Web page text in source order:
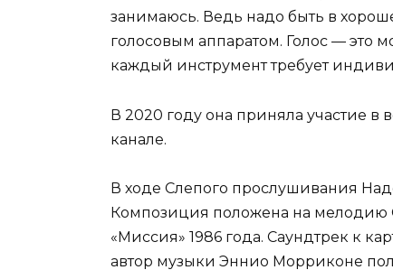
занимаюсь. Ведь надо быть в
голосовым аппаратом. Голос — это
каждый инструмент требует
В 2020 году она приняла участие в
канале.
В ходе Слепого прослушивания
Композиция положена на мелодию
«Миссия» 1986 года. Саундтрек к
автор музыки Эннио Морриконе